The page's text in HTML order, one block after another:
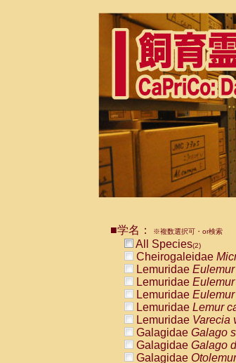
■学名： ※複数選択可・or検索
All Species(2)
Cheirogaleidae
Lemuridae
Lemuridae
Lemuridae
Lemuridae Lemur
Lemuridae Varecia
Galagidae Galago
Galagidae Galago
Galagidae